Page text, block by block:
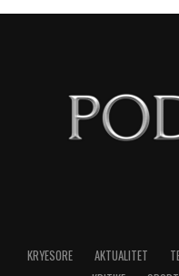
KRYESORE AKTUALITET